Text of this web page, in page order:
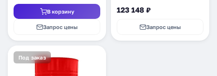
В корзину
Запрос цены
123 148 ₽
Запрос цены
Под заказ